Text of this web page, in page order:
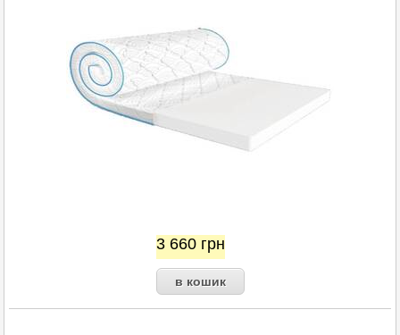
3 660 грн